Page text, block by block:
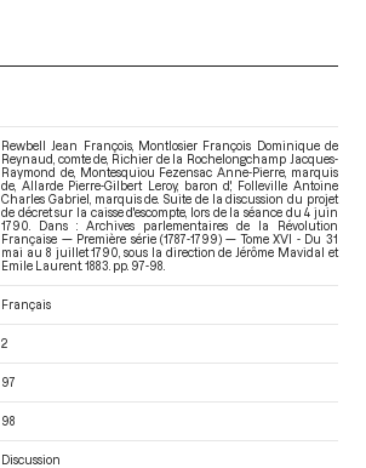
Rewbell Jean François, Montlosier François Dominique de
Reynaud, comte de, Richier de la Rochelongchamp Jacques-
Raymond de, Montesquiou Fezensac Anne-Pierre, marquis
de, Allarde Pierre-Gilbert Leroy, baron d', Folleville Antoine
Charles Gabriel, marquis de. Suite de la discussion du projet
de décret sur la caisse d'escompte, lors de la séance du 4 juin
1790. Dans : Archives parlementaires de la Révolution
Française — Première série (1787-1799) — Tome XVI - Du 31
mai au 8 juillet 1790 , sous la direction de Jérôme Mavidal et
Emile Laurent. 1883. pp. 97-98.
Français
2
97
98
Discussion